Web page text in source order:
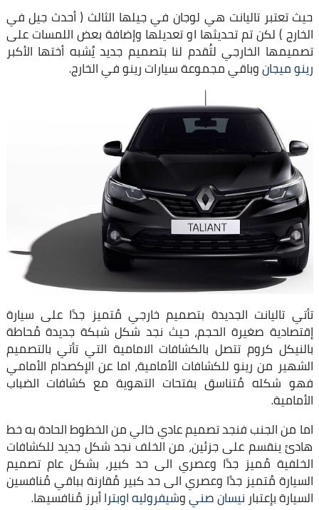
حيث تعتبر تاليانت هي لوجان في جيلها الثالث ( أحدث جيل في
الخارج ) لكن تم تحديثها او تعديلها وإضافة بعض اللمسات على
تصميمها الخارجي لتُقدم لنا بتصميم جديد يُشبه أختها الأكبر
رينو ميجانوباقي مجموعة سيارات رينو في الخارج.
تأتي تاليانت الجديدة بتصميم خارجي مُتميز جدًا على سيارة
إقتصادية صغيرة الحجم، حيث نجد شكل شبكة جديدة مُحاطة
بالنيكل كروم تتصل بالكشافات الامامية التي تأتي بالتصميم
الشهير من رينو للكشافات الأمامية، اما عن الإكصدام الأمامي
فهو شكله مُتناسق بفتحات التهوية مع كشافات الضباب
الأمامية.
اما من الجنب فنجد تصميم عادي خالي من الخطوط الحادة به خط
هادئ ينقسم على جزئين، من الخلف نجد شكل جديد للكشافات
الخلفية مُميز جدًا وعصري الى حد كبير، بشكل عام تصميم
السيارة مُتميز جدًا وعصري الى حد كبير مُقارنة بباقي مُنافسين
السيارة بإعتبار نيسان صنيوشيفروليه اوبتراأبرز مُنافسيها.